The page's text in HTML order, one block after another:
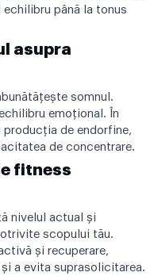
până la tonus
asupra
somnul.
emoțional. În
de endorfine,
de concentrare.
fitness
nivelul actual și
scopului tău.
și recuperare,
a evita suprasolicitarea.